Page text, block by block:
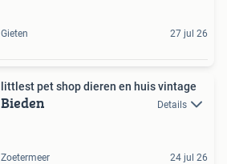
Gieten 27 jul 26
littlest pet shop dieren en huis vintage
Bieden Details
Zoetermeer 24 jul 26